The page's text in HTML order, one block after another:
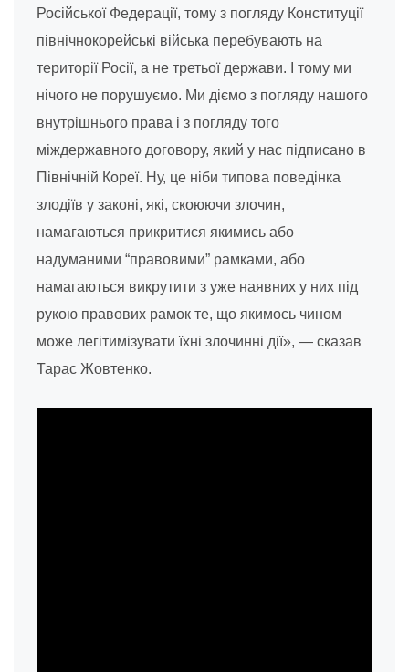
Російської Федерації, тому з погляду Конституції
північнокорейські війська перебувають на
території Росії, а не третьої держави. І тому ми
нічого не порушуємо. Ми діємо з погляду нашого
внутрішнього права і з погляду того
міждержавного договору, який у нас підписано в
Північній Кореї. Ну, це ніби типова поведінка
злодіїв у законі, які, скоюючи злочин,
намагаються прикритися якимись або
надуманими “правовими” рамками, або
намагаються викрутити з уже наявних у них під
рукою правових рамок те, що якимось чином
може легітимізувати їхні злочинні дії», — сказав
Тарас Жовтенко.